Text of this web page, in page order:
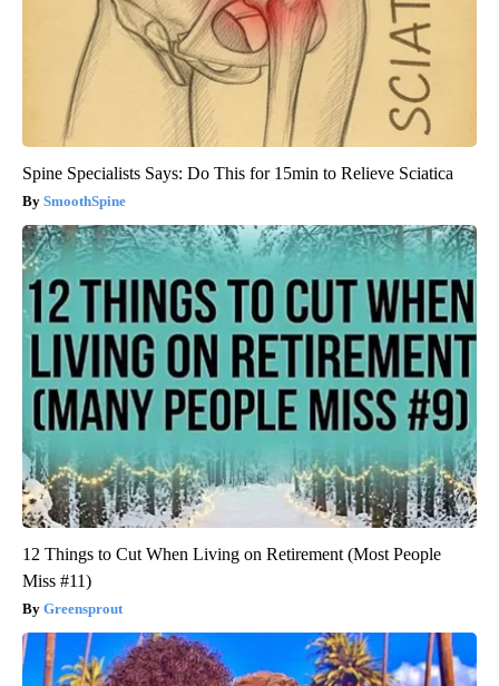
Spine Specialists Says: Do This for 15min to Relieve Sciatica
SmoothSpine
12 Things to Cut When Living on Retirement (Most People
Miss #11)
Greensprout